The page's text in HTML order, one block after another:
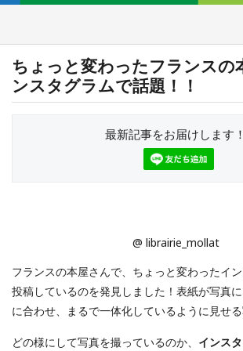
ちょっと変わったフランスの
ンスタグラムで話題！！
最新記事をお届けします！
@ librairie_mollat
フランスの本屋さんで、ちょっと変わったイ
投稿しているのを発見しました！表紙が写真
に合わせ、まるで一体化しているように見せる
どの様にして写真を撮っているのか、 インス